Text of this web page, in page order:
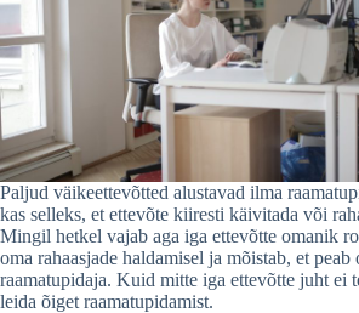
Paljud väikeettevõtted alustavad ilma
kas selleks, et ettevõte kiiresti käivitada või
Mingil hetkel vajab aga iga ettevõtte omanik
oma rahaasjade haldamisel ja mõistab, et peab
raamatupidaja. Kuid mitte iga ettevõtte juht ei
leida õiget raamatupidamist.